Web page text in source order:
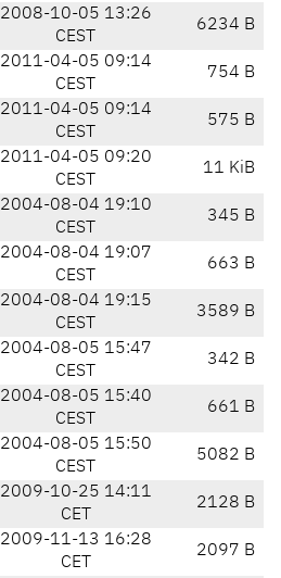
2008-10-05 13:26
CEST
6234 B
2011-04-05 09:14
CEST
754 B
2011-04-05 09:14
CEST
575 B
2011-04-05 09:20
CEST
11 KiB
2004-08-04 19:10
CEST
345 B
2004-08-04 19:07
CEST
663 B
2004-08-04 19:15
CEST
3589 B
2004-08-05 15:47
CEST
342 B
2004-08-05 15:40
CEST
661 B
2004-08-05 15:50
CEST
5082 B
2009-10-25 14:11
CET
2128 B
2009-11-13 16:28
CET
2097 B